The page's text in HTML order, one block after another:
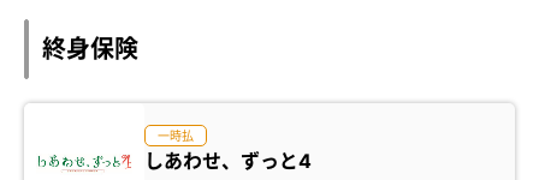
終身保険
一時払
しあわせ、ずっと4